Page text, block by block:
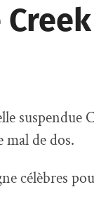
Creek
suspendue
de dos.
célèbres